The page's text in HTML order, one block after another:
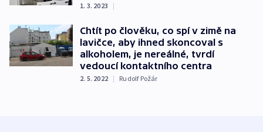
1. 3. 2023 |
Chtít po člověku, co spí v zimě na
lavičce, aby ihned skoncoval s
alkoholem, je nereálné, tvrdí
vedoucí kontaktního centra
2. 5. 2022 | Rudolf Požár